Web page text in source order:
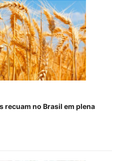
recuam no Brasil em plena